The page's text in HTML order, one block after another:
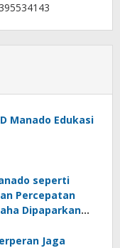
Manado Edukasi
seperti
Percepatan
Dipaparkan
Jaga